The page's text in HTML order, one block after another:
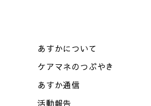
あすかについて
ケアマネのつぶやき
あすか通信
活動報告